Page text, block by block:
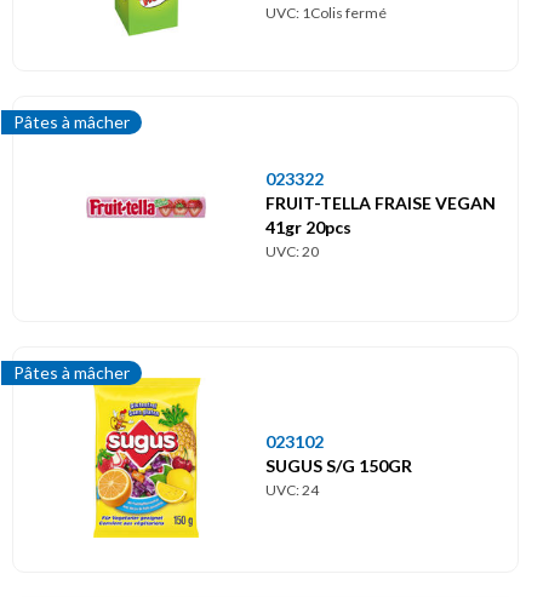
UVC: 1Colis fermé
Pâtes à mâcher
023322
FRUIT-TELLA FRAISE VEGAN
41gr 20pcs
UVC: 20
Pâtes à mâcher
023102
SUGUS S/G 150GR
UVC: 24